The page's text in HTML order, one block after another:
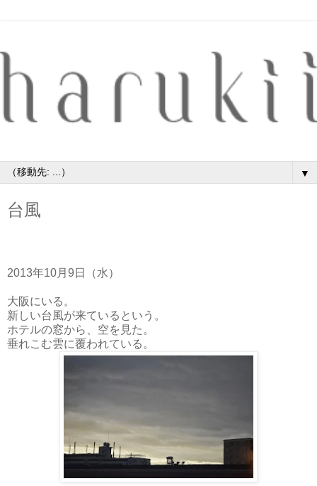
▼
台風
2013年10月9日（水）
大阪にいる。
新しい台風が来ているという。
ホテルの窓から、空を見た。
垂れこむ雲に覆われている。